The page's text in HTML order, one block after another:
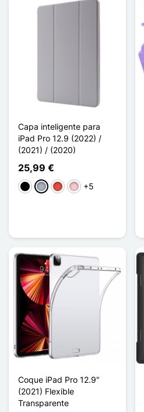
Capa inteligente para
iPad Pro 12.9 (2022) /
(2021) / (2020)
25,99 €
PretoCinzentoVermelho
Rosa+5
Coque iPad Pro 12.9"
(2021) Flexible
Transparente